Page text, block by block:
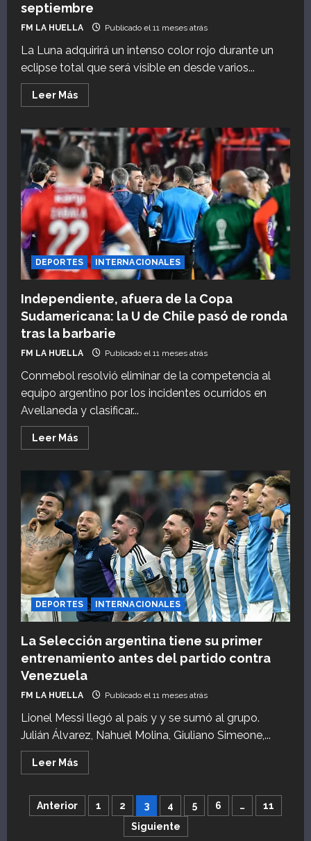
septiembre
FM LA HUELLA Publicado el 11 meses atrás
La Luna adquirirá un intenso color rojo durante un
eclipse total que será visible en desde varios...
Leer MásLeer
más
Luna
de
Sangre
2025:
día,
horario
y
dónde
se
podrá
ver
el
eclipse
lunar
total
de
DEPORTES INTERNACIONALES
Independiente, afuera de la Copa
Sudamericana: la U de Chile pasó de ronda
tras la barbarie
FM LA HUELLA Publicado el 11 meses atrás
Conmebol resolvió eliminar de la competencia al
equipo argentino por los incidentes ocurridos en
Avellaneda y clasificar...
Leer MásLeer
más
Independiente,
afuera
de
Copa
Sudamericana:
la
U
de
Chile
pasó
de
ronda
tras
la
barbarie
DEPORTES INTERNACIONALES
La Selección argentina tiene su primer
entrenamiento antes del partido contra
Venezuela
FM LA HUELLA Publicado el 11 meses atrás
Lionel Messi llegó al país y y se sumó al grupo.
Julián Álvarez, Nahuel Molina, Giuliano Simeone,...
Leer MásLeer
más
Selección
argentina
Paginación
Anterior 1 2 3 4 5 6 …
11
Siguiente